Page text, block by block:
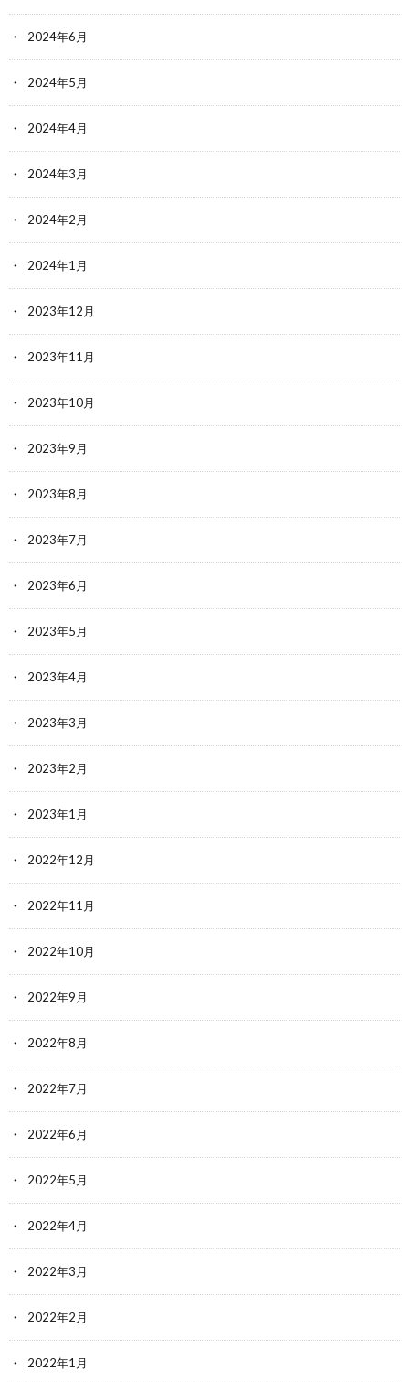
2024年6月
2024年5月
2024年4月
2024年3月
2024年2月
2024年1月
2023年12月
2023年11月
2023年10月
2023年9月
2023年8月
2023年7月
2023年6月
2023年5月
2023年4月
2023年3月
2023年2月
2023年1月
2022年12月
2022年11月
2022年10月
2022年9月
2022年8月
2022年7月
2022年6月
2022年5月
2022年4月
2022年3月
2022年2月
2022年1月